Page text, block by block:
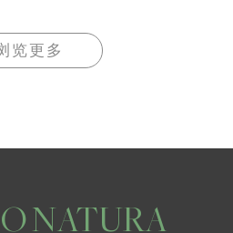
览更多
NATURA